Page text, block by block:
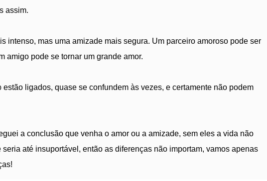
assim.
intenso, mas uma amizade mais segura. Um parceiro amoroso pode ser
amigo pode se tornar um grande amor.
estão ligados, quase se confundem às vezes, e certamente não podem
a conclusão que venha o amor ou a amizade, sem eles a vida não
até insuportável, então as diferenças não importam, vamos apenas